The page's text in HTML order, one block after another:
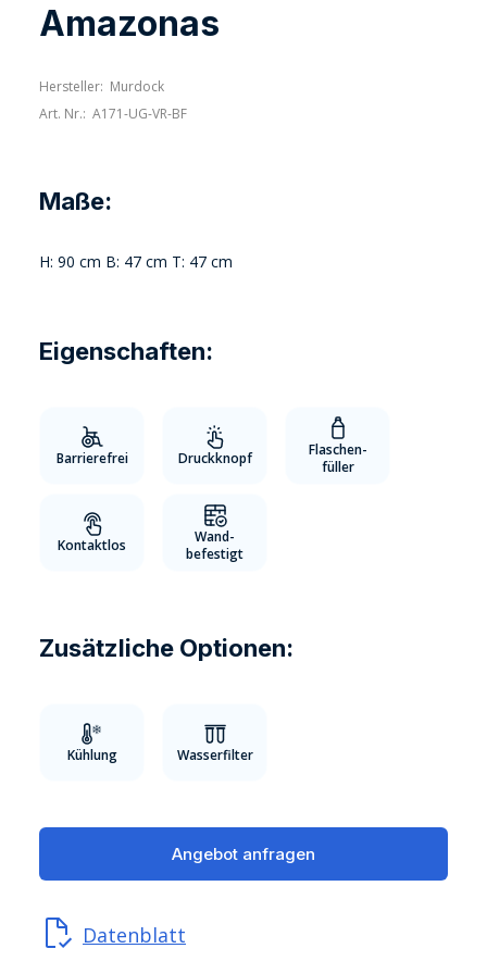
Amazonas
Hersteller: Murdock
Art. Nr.: A171-UG-VR-BF
Maße:
H: 90 cm B: 47 cm T: 47 cm
Eigenschaften:
Barrierefrei Druckknopf
Flaschen-
füller
Kontaktlos
Wand-
befestigt
Zusätzliche Optionen:
Kühlung Wasserfilter
Angebot anfragen
Datenblatt